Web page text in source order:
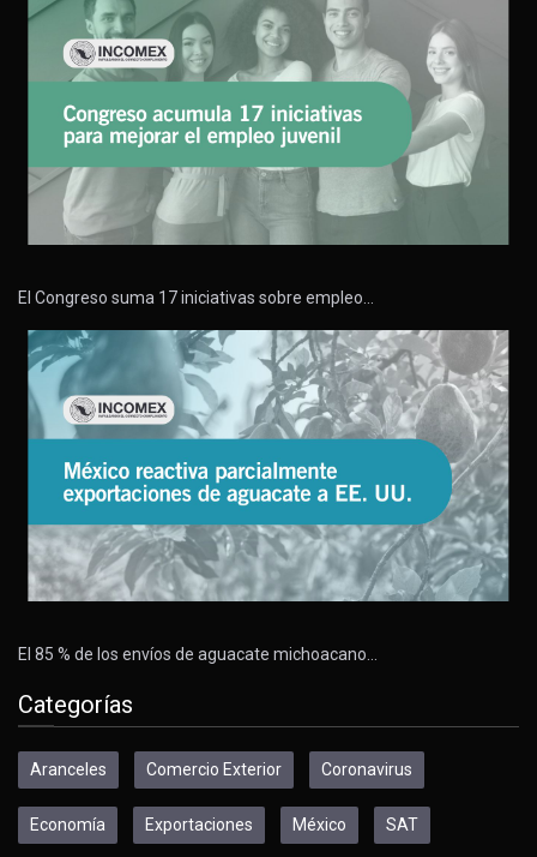
El Congreso suma 17 iniciativas sobre empleo…
El 85 % de los envíos de aguacate michoacano…
Categorías
Aranceles Comercio Exterior Coronavirus
Economía Exportaciones México SAT